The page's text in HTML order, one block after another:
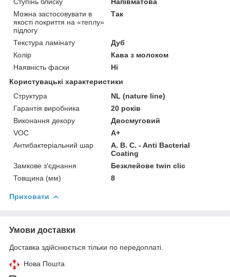
Можна застосовувати в
якості покриття на «теплу»
підлогу
Так
Текстура ламінату
Дуб
Колір
Кава з молоком
Наявність фаски
Ні
Користувацькі характеристики
Структура
NL (nature line)
Гарантія виробника
20 років
Виконання декору
Двосмуговий
VOC
A+
Антибактеріальний шар
A. B. C. - Anti Bacterial
Coating
Замкове з'єднання
Безклейове twin clic
Товщина (мм)
8
Приховати
Умови доставки
Доставка здійснюється тільки по передоплаті.
Нова Пошта